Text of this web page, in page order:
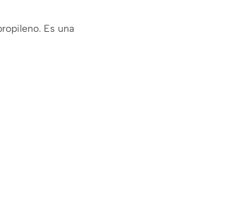
Es una